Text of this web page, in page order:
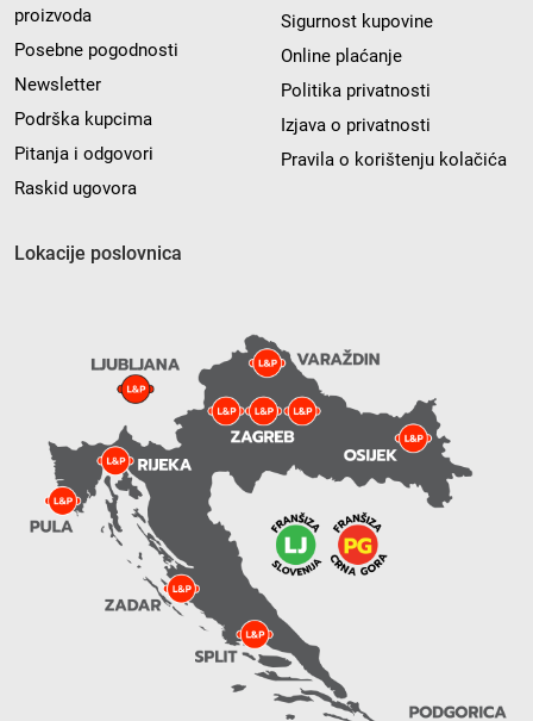
proizvoda
Posebne pogodnosti
Newsletter
Podrška kupcima
Pitanja i odgovori
Raskid ugovora
Sigurnost kupovine
Online plaćanje
Politika privatnosti
Izjava o privatnosti
Pravila o korištenju kolačića
Lokacije poslovnica